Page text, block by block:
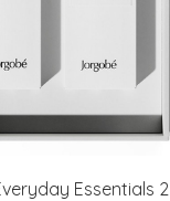
Essentials